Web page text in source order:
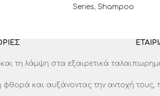
Series, Shampoo
τη λάμψη στα εξαιρετικά
και αυξάνοντας την αντοχή τους,